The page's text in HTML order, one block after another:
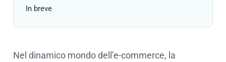
In breve
Nel dinamico mondo dell’e-commerce, la